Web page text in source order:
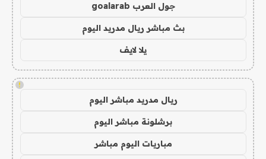
جول العرب goalarab
بث مباشر ريال مدريد اليوم
يلا لايف
!
ريال مدريد مباشر اليوم
برشلونة مباشر اليوم
مباريات اليوم مباشر